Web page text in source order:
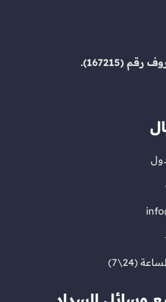
رقم (167215).
(24\7)